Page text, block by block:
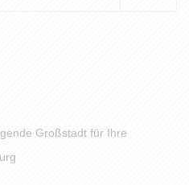
Großstadt für Ihre